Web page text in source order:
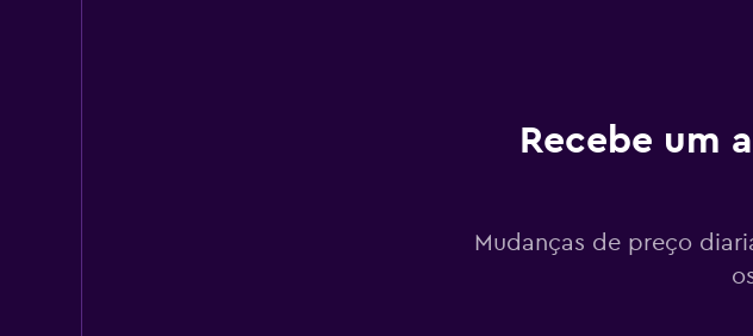
Recebe um
Mudanças de preço